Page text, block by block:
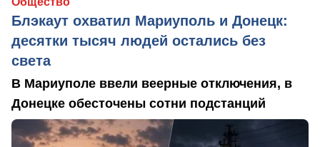
Блэкаут охватил Мариуполь и Донецк:
десятки тысяч людей остались без
света
В Мариуполе ввели веерные отключения, в
Донецке обесточены сотни подстанций